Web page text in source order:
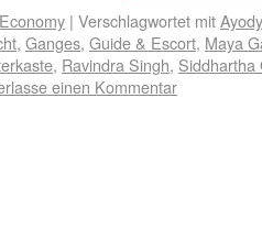
| Verschlagwortet mit
, Ganges, Guide & Escort, Maya
, Ravindra Singh, Siddhartha
einen Kommentar